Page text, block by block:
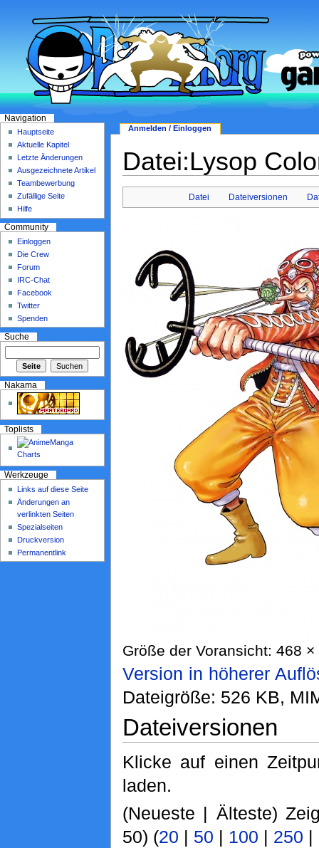
Datei:Lysop
Datei Dateiversionen
Größe der Voransicht: 468
Version in höherer
Dateigröße: 526 KB,
Dateiversionen
Klicke auf einen
laden.
(Neueste | Älteste)
50) (20 | 50 | 100 | 250 |
Anmelden / Einloggen
Navigation
Hauptseite
Aktuelle Kapitel
Letzte Änderungen
Ausgezeichnete Artikel
Teambewerbung
Zufällige Seite
Hilfe
Community
Einloggen
Die Crew
Forum
IRC-Chat
Facebook
Twitter
Spenden
Suche
Nakama
Toplists
Werkzeuge
Links auf diese Seite
Änderungen an
verlinkten Seiten
Spezialseiten
Druckversion
Permanentlink